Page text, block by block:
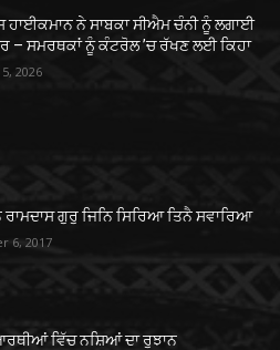
ਹਾਈਕਮਾਨ ਨੇ ਸਾਬਕਾ ਸੀਐਮ ਚੰਨੀ ਨੂੰ ਲਗਾਈ
– ਸਮਰਥਕਾਂ ਨੂੰ ਕੰਟਰੋਲ ’ਚ ਰੱਖਣ ਲਈ ਕਿਹਾ
2026
ਗੁਰੁ ਜਿਨਿ ਸਿਰਿਆ ਤਿਨੈ ਸਵਾਰਿਆ
6, 2017
ਵਿੱਚ ਨਸ਼ਿਆਂ ਦਾ ਰੁਝਾਨ